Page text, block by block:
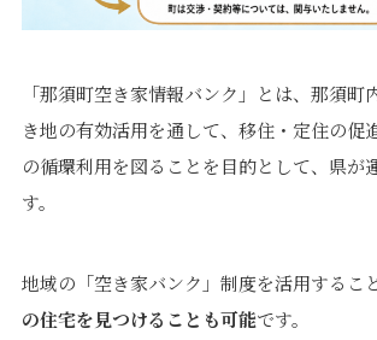
「那須町空き家情報バンク」とは、那須町
き地の有効活用を通して、移住・定住の促
の循環利用を図ることを目的として、県が
す。
地域の「空き家バンク」制度を活用すること
の住宅を見つけることも可能です。